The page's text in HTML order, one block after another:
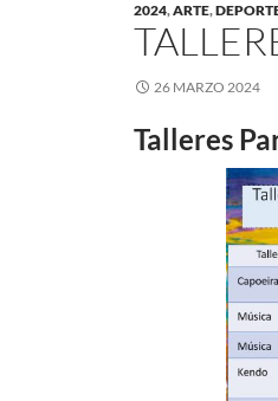
2024,ARTE,
26 MARZO 2024
Talleres